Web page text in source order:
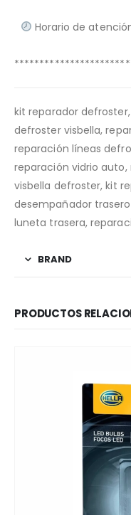
Horario de
kit reparador
defroster visbella,
reparación líneas
reparación vidrio
visbella defroster, kit
desempañador
luneta trasera,
BRAND
PRODUCTOS